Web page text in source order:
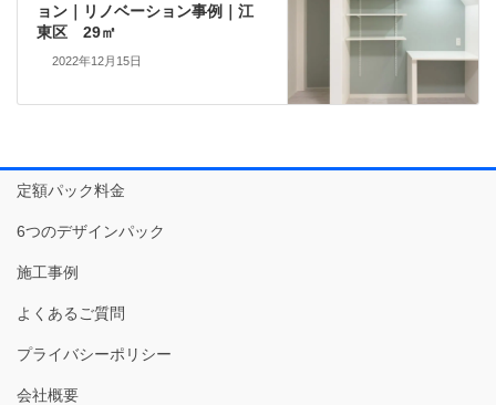
ョン｜リノベーション事例｜江
東区 29㎡
2022年12月15日
定額パック料金
6つのデザインパック
施工事例
よくあるご質問
プライバシーポリシー
会社概要